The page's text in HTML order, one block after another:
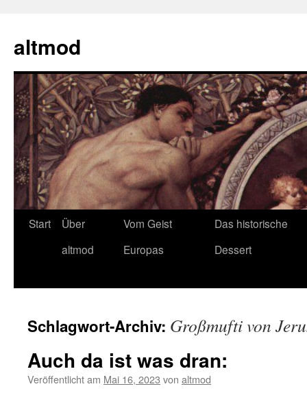
springen
altmod
Start
Über
altmod
Vom Geist
Europas
Das historische
Dessert
Schlagwort-Archiv: Großmufti von
Auch da ist was dran:
Veröffentlicht am Mai 16, 2023 von altmod